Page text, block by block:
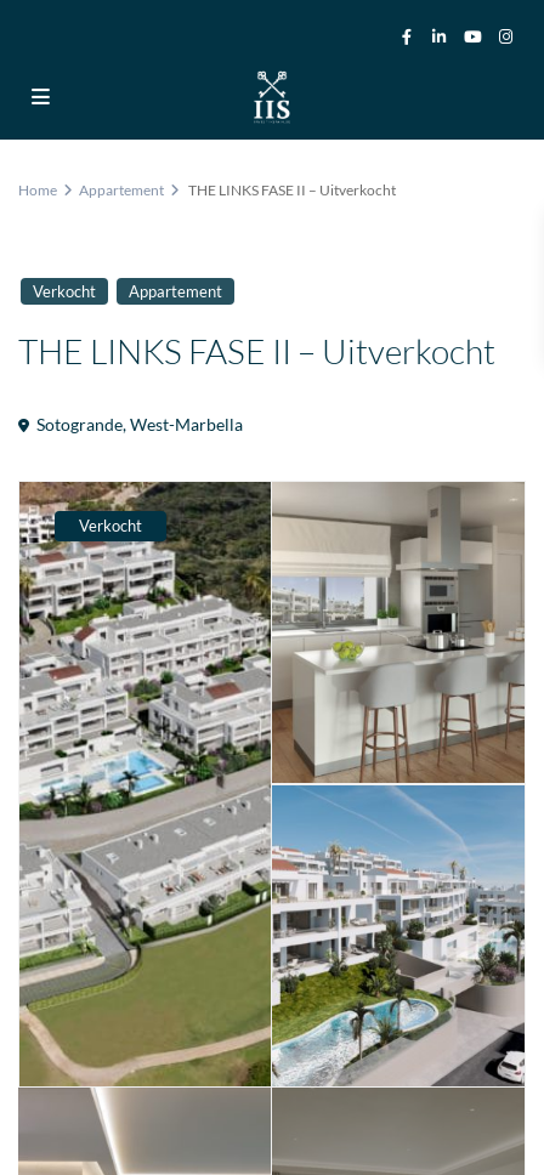
Home Appartement THE LINKS FASE II – Uitverkocht
Verkocht Appartement
THE LINKS FASE II – Uitverkocht
Sotogrande,West-Marbella
Verkocht